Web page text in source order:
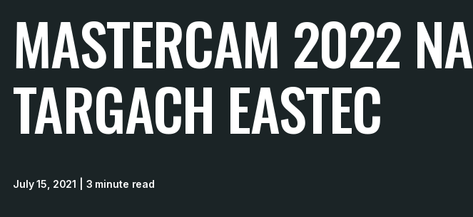
MASTERCAM 2022 NA
TARGACH EASTEC
July 15, 2021 | 3 minute read